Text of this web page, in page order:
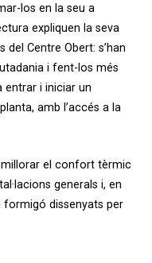
los en la seu a
expliquen la seva
Centre Obert: s’han
i fent-los més
entrar i iniciar un
amb l’accés a la
millorar el confort tèrmic
generals i, en
formigó dissenyats per